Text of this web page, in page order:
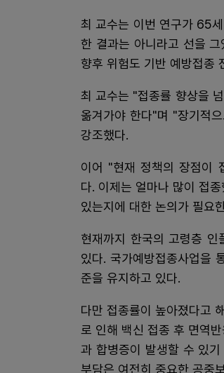
최 교수는 이번 연구가 65
한 결과는 아니라고 선을
향후 위험도 기반 예방접종
최 교수는 "접종률 향상을
옮겨가야 한다"며 "장기적
강조했다.
이어 "현재 정책의 장점이
다. 이제는 얼마나 많이 접
있는지에 대한 논의가 필요
현재까지 한국의 고령층
있다. 국가예방접종사업을
준을 유지하고 있다.
다만 접종률이 높아졌다고
로 인해 백신 접종 후 면역
과 합병증이 발생할 수 있
부담은 여전히 중요한 공중